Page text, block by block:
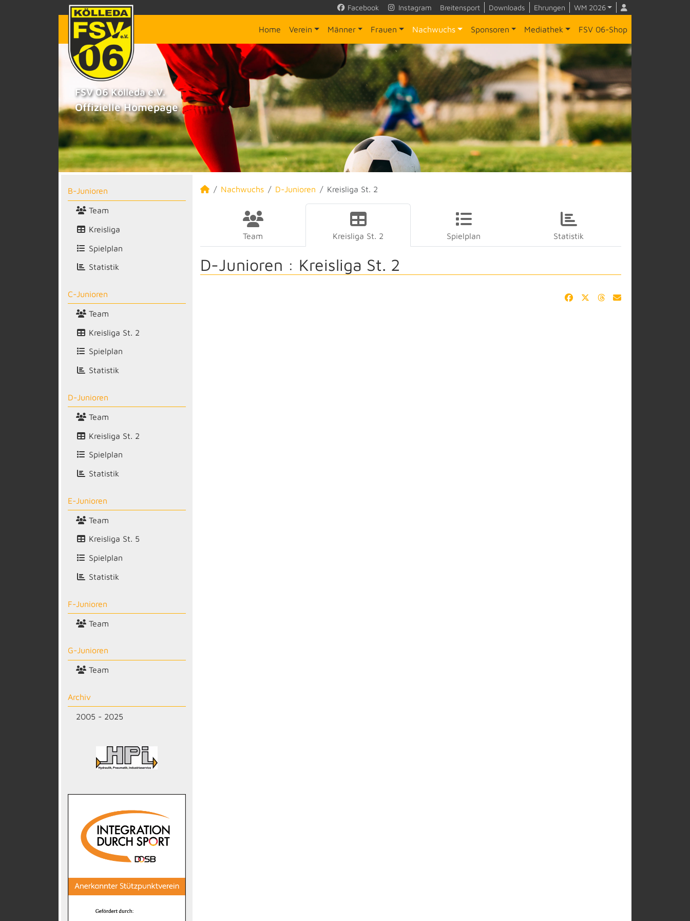
Facebook Instagram Breitensport Downloads Ehrungen WM 2026
Home Verein Männer Frauen Nachwuchs Sponsoren Mediathek FSV 06-Shop
FSV 06 Kölleda e.V.
Offizielle Homepage
B-Junioren
Team
Kreisliga
Spielplan
Statistik
C-Junioren
Team
Kreisliga St. 2
Spielplan
Statistik
D-Junioren
Team
Kreisliga St. 2
Spielplan
Statistik
E-Junioren
Team
Kreisliga St. 5
Spielplan
Statistik
F-Junioren
Team
G-Junioren
Team
Archiv
2005 - 2025
Nachwuchs D-Junioren Kreisliga St. 2
Team Kreisliga St. 2 Spielplan Statistik
D-Junioren : Kreisliga St. 2